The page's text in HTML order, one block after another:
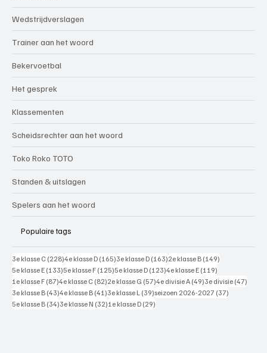
Wedstrijdverslagen
Trainer aan het woord
Bekervoetbal
Het gesprek
Klassementen
Scheidsrechter aan het woord
Toko Roko TOTO
Standen & uitslagen
Spelers aan het woord
Populaire tags
3e klasse C (228)228 posts
4e klasse D (165)165 posts
3e klasse D (163)163 posts
2e klasse B (149)
5e klasse E (133)133 posts
5e klasse F (125)125 posts
5e klasse D (123)123 posts
4e klasse E (119)
1e klasse F (87)87 posts
4e klasse C (82)82 posts
2e klasse G (57)57 posts
4e divisie A (49)49 posts
3e divisie (47)
3e klasse B (43)43 posts
4e klasse B (41)41 posts
3e klasse L (39)39 posts
seizoen 2026-2027 (37)
5e klasse B (34)34 posts
3e klasse N (32)32 posts
1e klasse D (29)